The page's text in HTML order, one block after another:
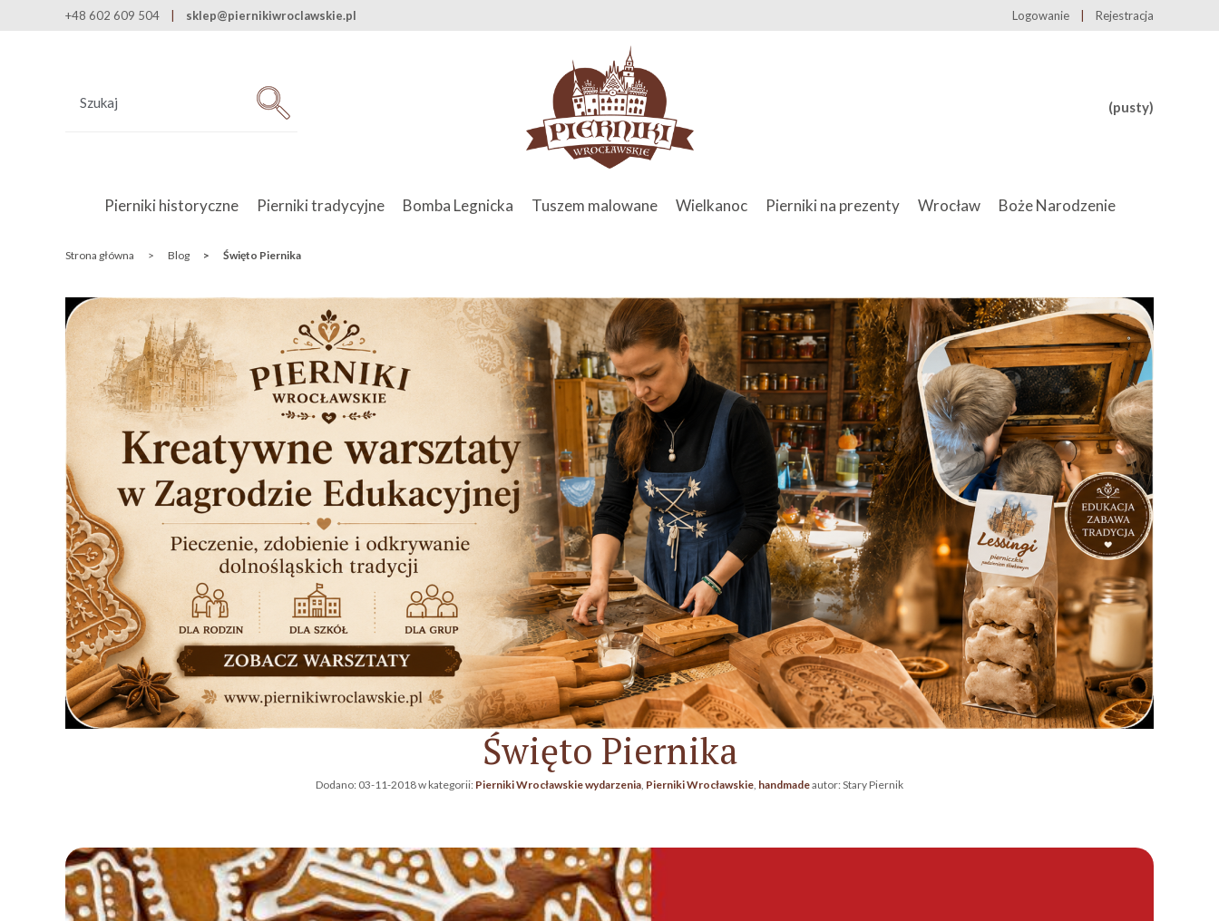
+48 602 609 504 sklep@piernikiwroclawskie.pl Logowanie Rejestracja
(pusty)
Pierniki historyczne Pierniki tradycyjne Bomba Legnicka Tuszem malowane Wielkanoc Pierniki na prezenty Wrocław Boże Narodzenie
Strona główna > Blog > Święto Piernika
Święto Piernika
Dodano: 03-11-2018w kategorii: Pierniki Wrocławskie wydarzenia Pierniki Wrocławskie handmadeautor:Stary Piernik